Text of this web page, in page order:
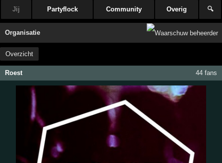
Jij Partyflock Community Overig 🔍
Organisatie
Overzicht
Roest 44 fans